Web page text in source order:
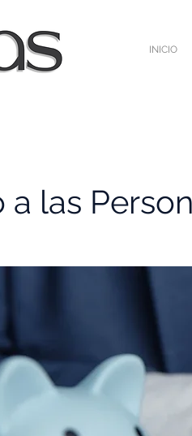
INICIO
las